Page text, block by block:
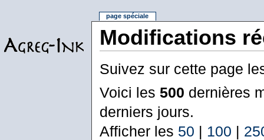
Modifications
Suivez sur cette page
Voici les 500 dernières
derniers jours.
Afficher les 50 | 100 |
page spéciale